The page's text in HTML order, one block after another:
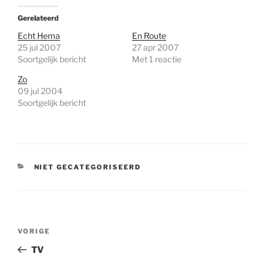
Gerelateerd
Echt Hema
25 jul 2007
Soortgelijk bericht
En Route
27 apr 2007
Met 1 reactie
Zo
09 jul 2004
Soortgelijk bericht
CATEGORIEËN
NIET GECATEGORISEERD
Vorig
bericht
VORIGE
TV